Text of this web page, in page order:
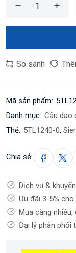
So sánh
Mã sản phẩm:
Danh mục: Cầu dao
Thẻ: 5TL1240-0,
Chia sẻ:
Dịch vụ &
Ưu đãi 3-5%
Mua càng
Đại lý phân phối